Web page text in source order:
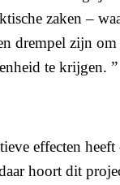
zaken –
drempel zijn
te krijgen. ”
effecten
hoort dit